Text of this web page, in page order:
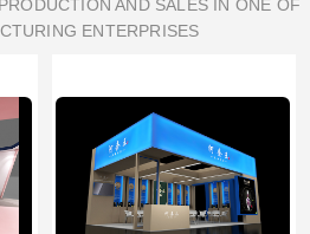
AND SALES IN ONE OF
ENTERPRISES